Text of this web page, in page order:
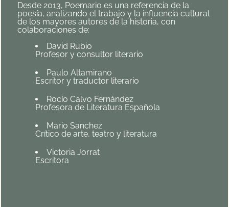
Desde 2013, Poemario es una referencia de la
poesía, analizando el trabajo y la influencia cultural
de los mayores autores de la historia, con
colaboraciones de:
David Rubio
Profesor y consultor literario
Paulo Altamirano
Escritor y traductor literario
Rocío Calvo Fernández
Profesora de Literatura Española
Mario Sanchez
Crítico de arte, teatro y literatura
Victoria Jorrat
Escritora